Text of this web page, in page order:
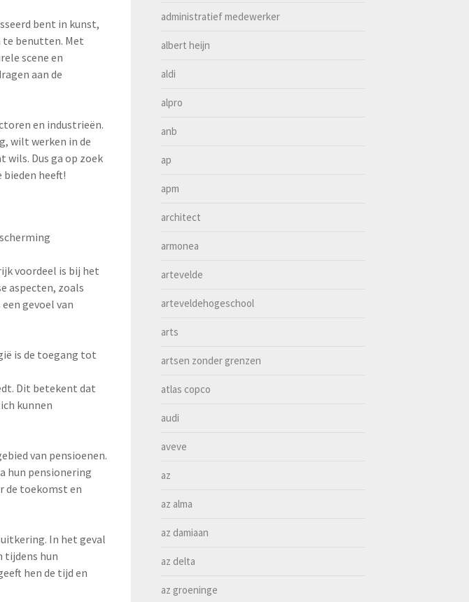
bent in kunst,
te benutten. Met
scene en
aan de
en industrieën.
wilt werken in de
Dus ga op zoek
bieden heeft!
voordeel is bij het
aspecten, zoals
gevoel van
is de toegang tot
Dit betekent dat
kunnen
van pensioenen.
hun pensionering
de toekomst en
In het geval
tijdens hun
hen de tijd en
administratief medewerker
albert heijn
aldi
alpro
anb
ap
apm
architect
armonea
artevelde
arteveldehogeschool
arts
artsen zonder grenzen
atlas copco
audi
aveve
az
az alma
az damiaan
az delta
az groeninge